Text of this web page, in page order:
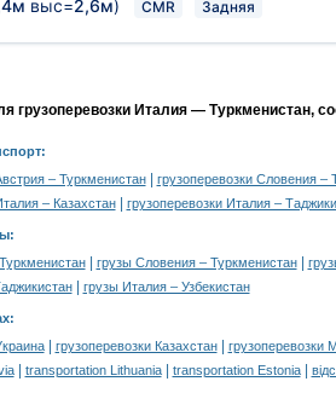
выс=2,6м) CMR Задняя
грузоперевозки Италия — Туркменистан,
– Туркменистан|
грузоперевозки Словения –
– Казахстан| грузоперевозки Италия –
:
| грузы Словения – Туркменистан|
| грузы Италия – Узбекистан
:
| грузоперевозки Казахстан|
грузоперевозки
| transportation Lithuania| transportation Estonia|